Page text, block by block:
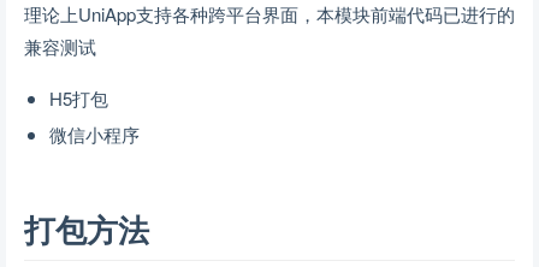
理论上UniApp支持各种跨平台界面，本模块前端代码已进行的
兼容测试
H5打包
微信小程序
打包方法